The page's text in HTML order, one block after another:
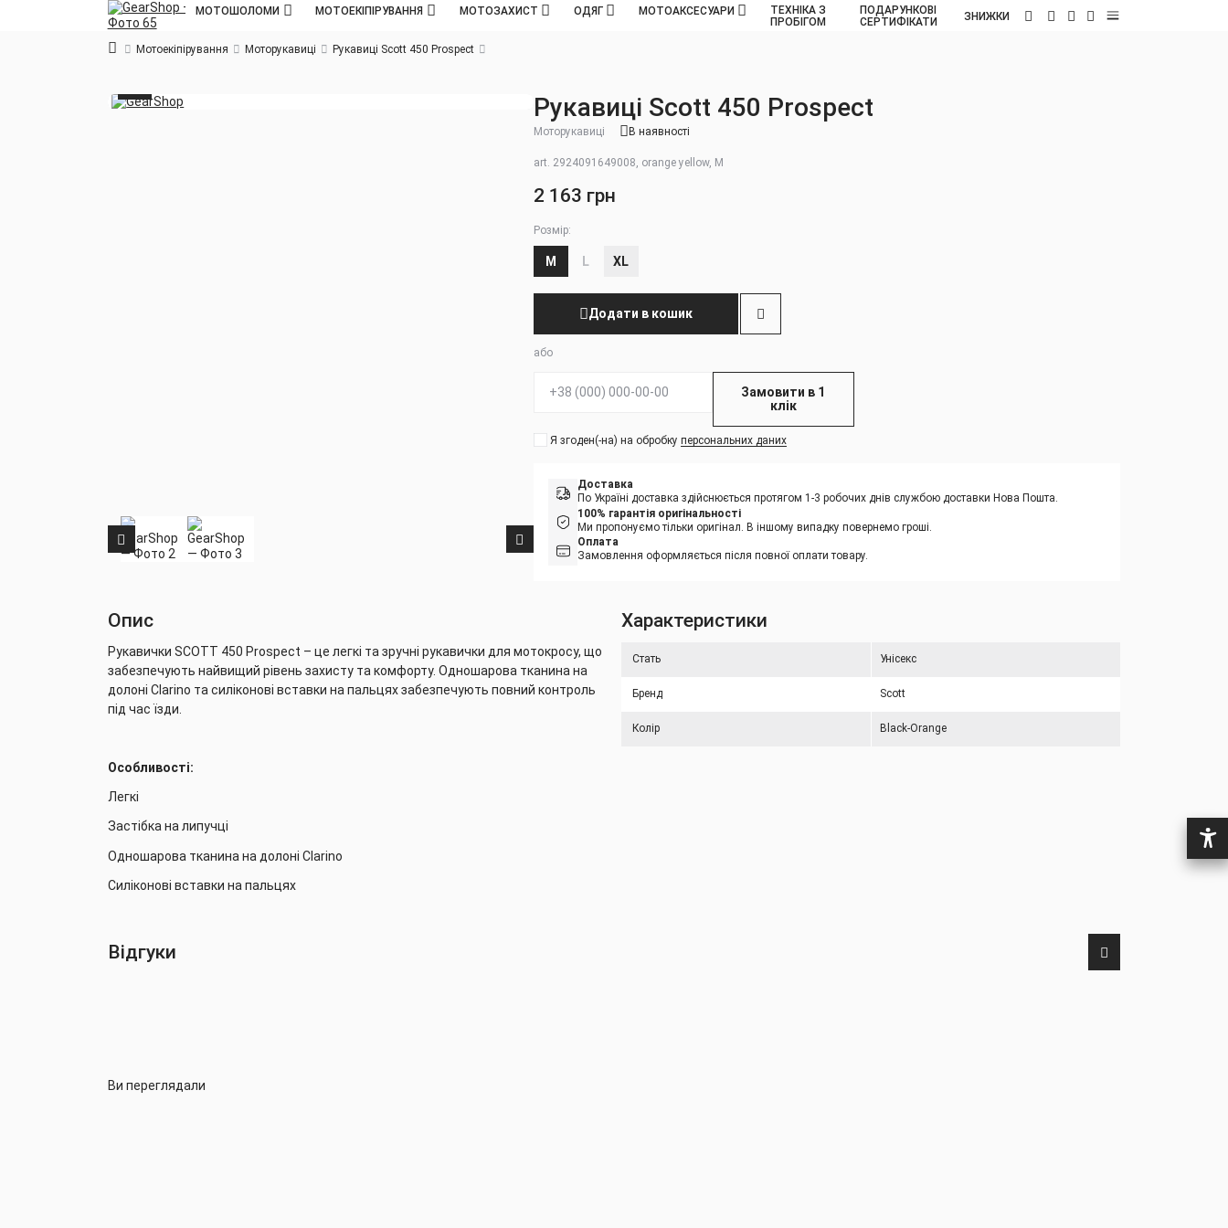
МОТОШОЛОМИ МОТОЕКІПІРУВАННЯ МОТОЗАХИСТ ОДЯГ МОТОАКСЕСУАРИ
ТЕХНІКА З
ПРОБІГОМ
ПОДАРУНКОВІ
СЕРТИФІКАТИ
ЗНИЖКИ
UA
Мотоекіпірування Моторукавиці Рукавиці Scott 450 Prospect
Рукавиці Scott 450 Prospect
Моторукавиці В наявності
art. 2924091649008, orange yellow, M
2 163 грн
Розмір:
M L XL
Додати в кошик
або
Замовити в 1
клік
Я згоден(-на) на обробкуперсональних даних
Доставка
По Україні доставка здійснюється протягом 1-3 робочих днів службою доставки Нова Пошта.
100% гарантія оригінальності
Ми пропонуємо тільки оригінал. В іншому випадку повернемо гроші.
Оплата
Замовлення оформляється після повної оплати товару.
Опис
Рукавички SCOTT 450 Prospect – це легкі та зручні рукавички для мотокросу, що
забезпечують найвищий рівень захисту та комфорту. Одношарова тканина на
долоні Clarino та силіконові вставки на пальцях забезпечують повний контроль
під час їзди.
Особливості:
Легкі
Застібка на липучці
Одношарова тканина на долоні Clarino
Силіконові вставки на пальцях
Характеристики
Стать Унісекс
Бренд Scott
Колір Black-Orange
Відгуки
Ви переглядали